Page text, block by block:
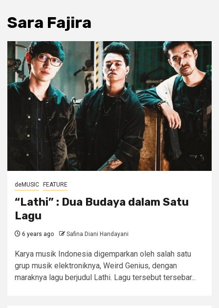
Sara Fajira
deMUSIC FEATURE
“Lathi” : Dua Budaya dalam Satu
Lagu
6 years ago Safina Diani Handayani
Karya musik Indonesia digemparkan oleh salah satu
grup musik elektroniknya, Weird Genius, dengan
maraknya lagu berjudul Lathi. Lagu tersebut tersebar...